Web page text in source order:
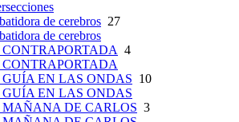
de cerebros 27
de cerebros
4
EN LAS ONDAS 10
EN LAS ONDAS
DE CARLOS 3